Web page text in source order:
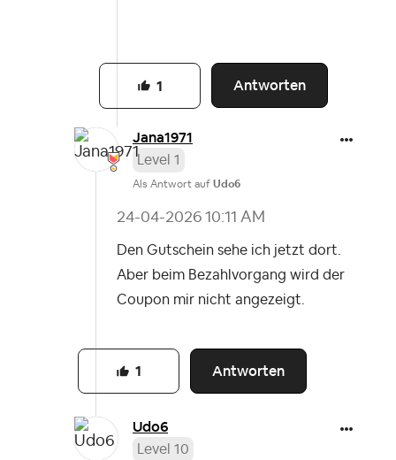
Antworten
1
Jana1971
Level 1
Als Antwort auf Udo6
‎24-04-2026 10:11 AM
Den Gutschein sehe ich jetzt dort.
Aber beim Bezahlvorgang wird der
Coupon mir nicht angezeigt.
Antworten
1
Udo6
Level 10